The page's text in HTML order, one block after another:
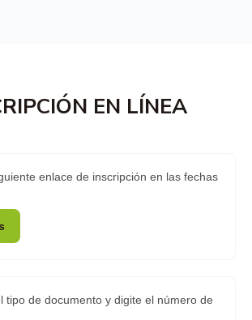
EN LÍNEA
enlace de inscripción en las fechas
tipo de documento y digite el número de